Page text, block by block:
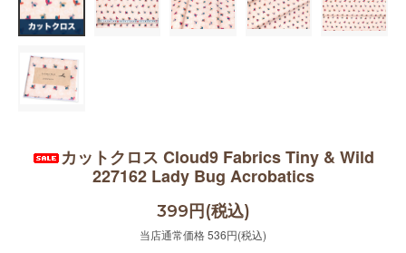
カットクロス Cloud9 Fabrics Tiny & Wild
227162 Lady Bug Acrobatics
399円(税込)
当店通常価格 536円(税込)